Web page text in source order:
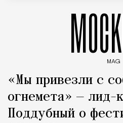
MAG
«Мы привезли с
огнемета» — лид-
Поддубный о